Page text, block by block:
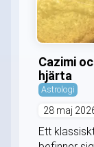
Cazimi
hjärta
Astrologi
28 maj
Ett